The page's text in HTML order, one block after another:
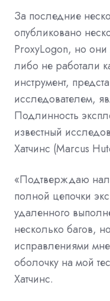
За последние
опубликовано
ProxyLogon, но
либо не работали
инструмент,
исследователем,
Подлинность
известный
Хатчинс (Marcus
«Подтверждаю
полной цепочки
удаленного
несколько багов,
исправлениями
оболочку на мой
Хатчинс.